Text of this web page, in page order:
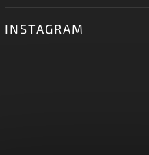
INSTAGRAM